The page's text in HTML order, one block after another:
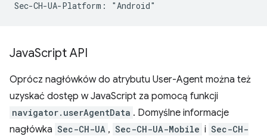
JavaScript API
Oprócz nagłówków do atrybutu User-Agent można też
uzyskać dostęp w JavaScript za pomocą funkcji
navigator.userAgentData . Domyślne informacje
nagłówka Sec-CH-UA , Sec-CH-UA-Mobile i Sec-CH-